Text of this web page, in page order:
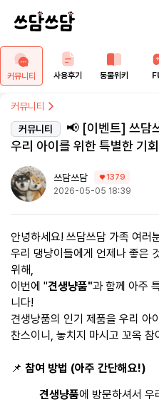
커뮤니티 사용후기 동물위키
커뮤니티
커뮤니티
📢 [이벤트] 쓰담
우리 아이를 위한 특별한 기
쓰담쓰담 1379
2026-05-05 18:39
안녕하세요! 쓰담쓰담 가족 여러
우리 댕냥이들에게 언제나 좋은
위해,
이번에 "견생냥품"과 함께 아주
니다!
견생냥품의 인기 제품을 우리 아
찬스이니, 놓치지 마시고 꼬옥
📌 참여 방법 (아주 간단해요!)
견생냥품에 방문하셔서 우